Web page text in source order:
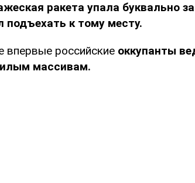
ракета упала буквально
подъехать к тому месту.
впервые российские оккупанты
массивам.